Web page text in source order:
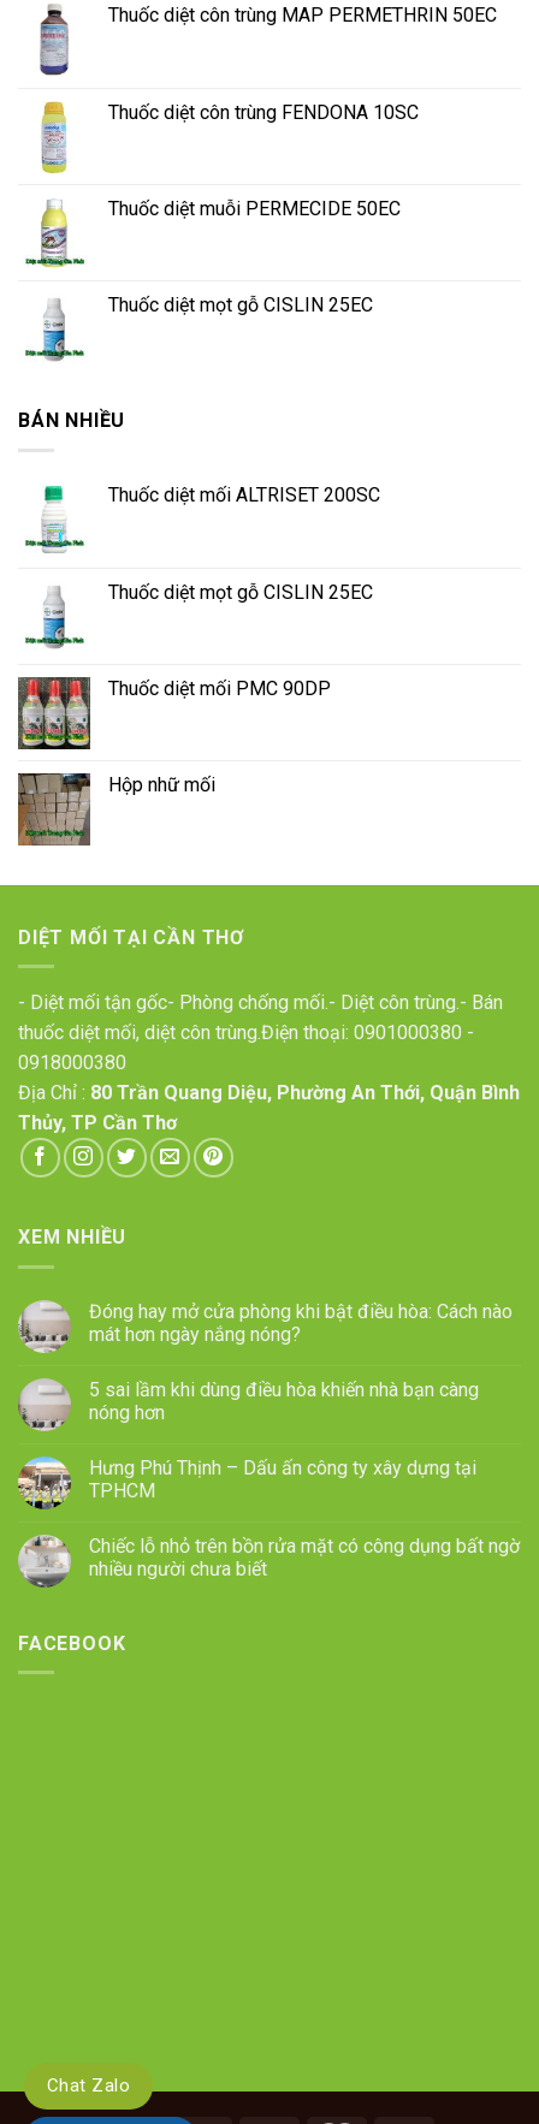
Thuốc diệt côn trùng MAP PERMETHRIN 50EC
Thuốc diệt côn trùng FENDONA 10SC
Thuốc diệt muỗi PERMECIDE 50EC
Thuốc diệt mọt gỗ CISLIN 25EC
BÁN NHIỀU
Thuốc diệt mối ALTRISET 200SC
Thuốc diệt mọt gỗ CISLIN 25EC
Thuốc diệt mối PMC 90DP
Hộp nhữ mối
DIỆT MỐI TẠI CẦN THƠ
- Diệt mối tận gốc- Phòng chống mối.- Diệt côn trùng.- Bán
thuốc diệt mối, diệt côn trùng.Điện thoại: 0901000380 -
0918000380
Địa Chỉ : 80 Trần Quang Diệu, Phường An Thới, Quận Bình
Thủy, TP Cần Thơ
XEM NHIỀU
Đóng hay mở cửa phòng khi bật điều hòa: Cách nào
mát hơn ngày nắng nóng?
5 sai lầm khi dùng điều hòa khiến nhà bạn càng
nóng hơn
Hưng Phú Thịnh – Dấu ấn công ty xây dựng tại
TPHCM
Chiếc lỗ nhỏ trên bồn rửa mặt có công dụng bất ngờ
nhiều người chưa biết
FACEBOOK
Chat Zalo